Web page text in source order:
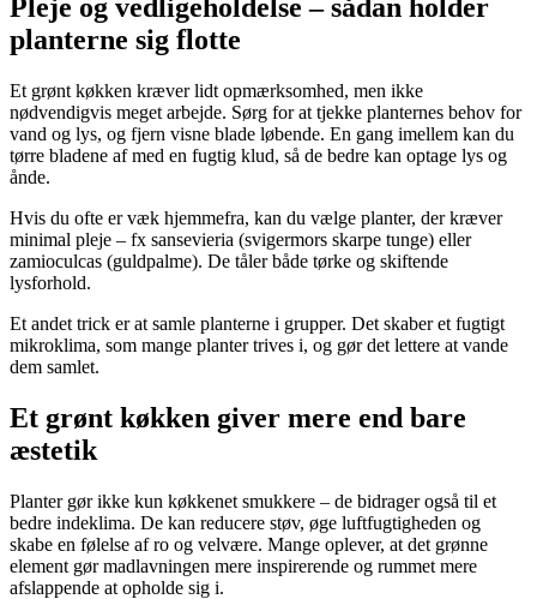
Pleje og vedligeholdelse – sådan holder
planterne sig flotte
Et grønt køkken kræver lidt opmærksomhed, men ikke
nødvendigvis meget arbejde. Sørg for at tjekke planternes behov for
vand og lys, og fjern visne blade løbende. En gang imellem kan du
tørre bladene af med en fugtig klud, så de bedre kan optage lys og
ånde.
Hvis du ofte er væk hjemmefra, kan du vælge planter, der kræver
minimal pleje – fx sansevieria (svigermors skarpe tunge) eller
zamioculcas (guldpalme). De tåler både tørke og skiftende
lysforhold.
Et andet trick er at samle planterne i grupper. Det skaber et fugtigt
mikroklima, som mange planter trives i, og gør det lettere at vande
dem samlet.
Et grønt køkken giver mere end bare
æstetik
Planter gør ikke kun køkkenet smukkere – de bidrager også til et
bedre indeklima. De kan reducere støv, øge luftfugtigheden og
skabe en følelse af ro og velvære. Mange oplever, at det grønne
element gør madlavningen mere inspirerende og rummet mere
afslappende at opholde sig i.